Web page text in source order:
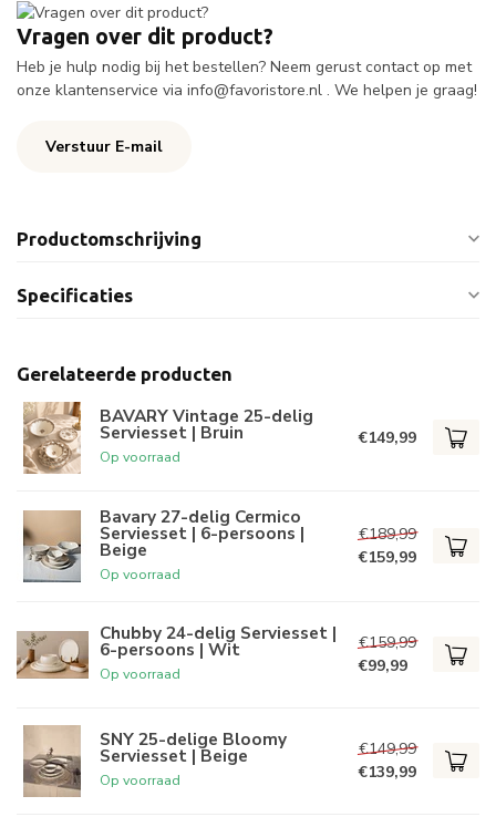
Vragen over dit product?
Heb je hulp nodig bij het bestellen? Neem gerust contact op met
onze klantenservice via info@favoristore.nl . We helpen je graag!
Verstuur E-mail
Productomschrijving
Specificaties
Gerelateerde producten
BAVARY Vintage 25-delig
Serviesset | Bruin
Op voorraad
€149,99
Bavary 27-delig Cermico
Serviesset | 6-persoons |
Beige
Op voorraad
€189,99
€159,99
Chubby 24-delig Serviesset |
6-persoons | Wit
Op voorraad
€159,99
€99,99
SNY 25-delige Bloomy
Serviesset | Beige
Op voorraad
€149,99
€139,99